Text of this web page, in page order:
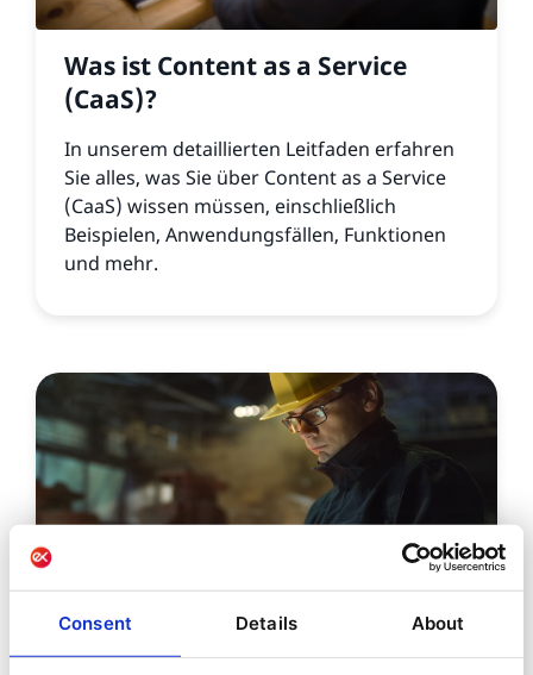
Consent Details About
Was ist Content as a Service
(CaaS)?
In unserem detaillierten Leitfaden erfahren
Sie alles, was Sie über Content as a Service
(CaaS) wissen müssen, einschließlich
Beispielen, Anwendungsfällen, Funktionen
und mehr.